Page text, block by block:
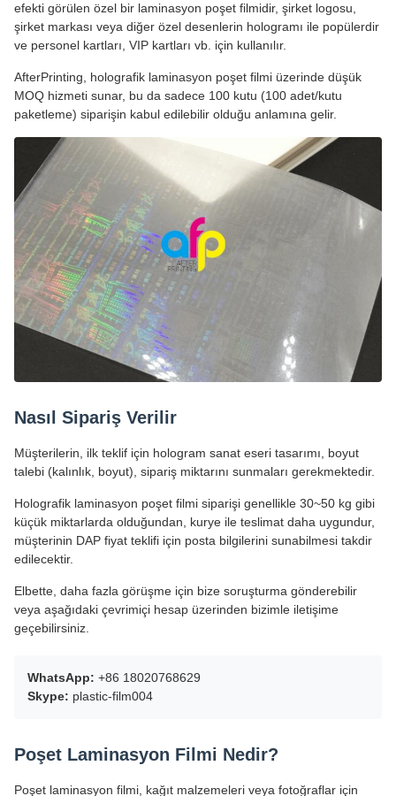
efekti görülen özel bir laminasyon poşet filmidir, şirket logosu,
şirket markası veya diğer özel desenlerin hologramı ile popülerdir
ve personel kartları, VIP kartları vb. için kullanılır.
AfterPrinting, holografik laminasyon poşet filmi üzerinde düşük
MOQ hizmeti sunar, bu da sadece 100 kutu (100 adet/kutu
paketleme) siparişin kabul edilebilir olduğu anlamına gelir.
Nasıl Sipariş Verilir
Müşterilerin, ilk teklif için hologram sanat eseri tasarımı, boyut
talebi (kalınlık, boyut), sipariş miktarını sunmaları gerekmektedir.
Holografik laminasyon poşet filmi siparişi genellikle 30~50 kg gibi
küçük miktarlarda olduğundan, kurye ile teslimat daha uygundur,
müşterinin DAP fiyat teklifi için posta bilgilerini sunabilmesi takdir
edilecektir.
Elbette, daha fazla görüşme için bize soruşturma gönderebilir
veya aşağıdaki çevrimiçi hesap üzerinden bizimle iletişime
geçebilirsiniz.
WhatsApp: +86 18020768629
Skype: plastic-film004
Poşet Laminasyon Filmi Nedir?
Poşet laminasyon filmi, kağıt malzemeleri veya fotoğraflar için